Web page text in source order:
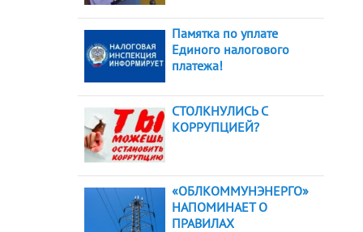
Памятка по уплате
Единого налогового
платежа!
СТОЛКНУЛИСЬ С
КОРРУПЦИЕЙ?
«ОБЛКОММУНЭНЕРГО»
НАПОМИНАЕТ О
ПРАВИЛАХ